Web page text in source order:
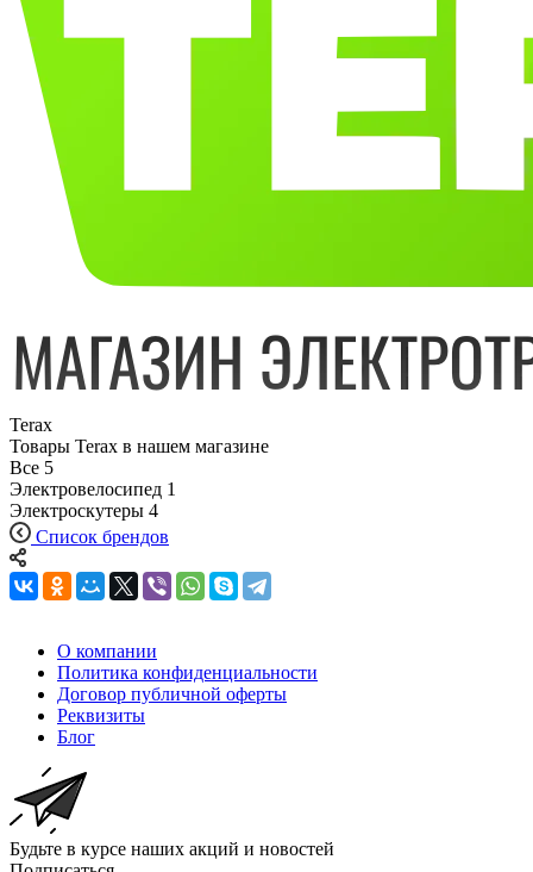
Terax
Товары Terax в нашем магазине
Все 5
Электровелосипед 1
Электроскутеры 4
Список брендов
О компании
Политика конфиденциальности
Договор публичной оферты
Реквизиты
Блог
Будьте в курсе наших акций и новостей